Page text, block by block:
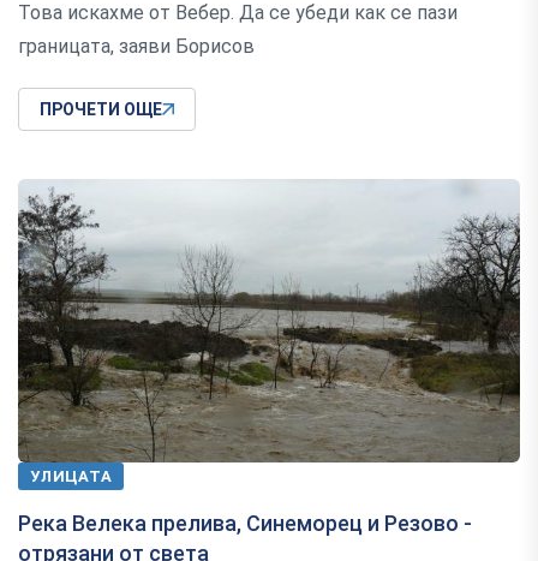
Това искахме от Вебер. Да се убеди как се пази
границата, заяви Борисов
ПРОЧЕТИ ОЩЕ
УЛИЦАТА
Река Велека прелива, Синеморец и Резово -
отрязани от света